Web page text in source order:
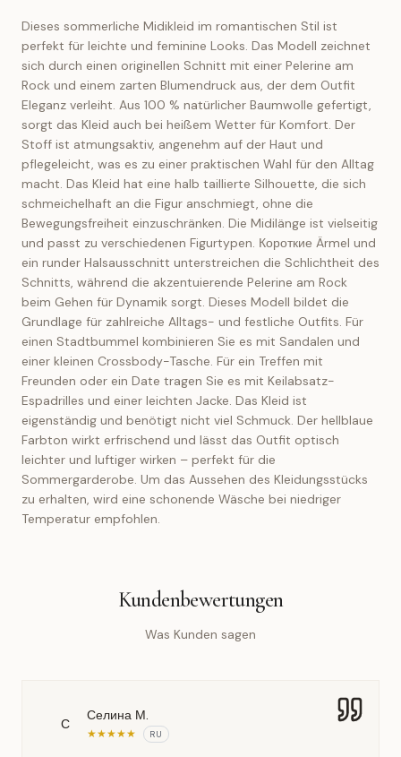
Dieses sommerliche Midikleid im romantischen Stil ist
perfekt für leichte und feminine Looks. Das Modell zeichnet
sich durch einen originellen Schnitt mit einer Pelerine am
Rock und einem zarten Blumendruck aus, der dem Outfit
Eleganz verleiht. Aus 100 % natürlicher Baumwolle gefertigt,
sorgt das Kleid auch bei heißem Wetter für Komfort. Der
Stoff ist atmungsaktiv, angenehm auf der Haut und
pflegeleicht, was es zu einer praktischen Wahl für den Alltag
macht. Das Kleid hat eine halb taillierte Silhouette, die sich
schmeichelhaft an die Figur anschmiegt, ohne die
Bewegungsfreiheit einzuschränken. Die Midilänge ist vielseitig
und passt zu verschiedenen Figurtypen. Короткие Ärmel und
ein runder Halsausschnitt unterstreichen die Schlichtheit des
Schnitts, während die akzentuierende Pelerine am Rock
beim Gehen für Dynamik sorgt. Dieses Modell bildet die
Grundlage für zahlreiche Alltags- und festliche Outfits. Für
einen Stadtbummel kombinieren Sie es mit Sandalen und
einer kleinen Crossbody-Tasche. Für ein Treffen mit
Freunden oder ein Date tragen Sie es mit Keilabsatz-
Espadrilles und einer leichten Jacke. Das Kleid ist
eigenständig und benötigt nicht viel Schmuck. Der hellblaue
Farbton wirkt erfrischend und lässt das Outfit optisch
leichter und luftiger wirken – perfekt für die
Sommergarderobe. Um das Aussehen des Kleidungsstücks
zu erhalten, wird eine schonende Wäsche bei niedriger
Temperatur empfohlen.
Kundenbewertungen
Was Kunden sagen
С
Селина М.
★★★★★ RU